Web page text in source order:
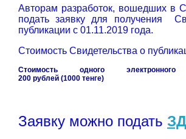
Авторам разработок, вошедших в
подать заявку для получения
публикации с 01.11.2019 года.
Стоимость Свидетельства о
Стоимость одного электронного
200 рублей (1000 тенге)
Заявку можно подать